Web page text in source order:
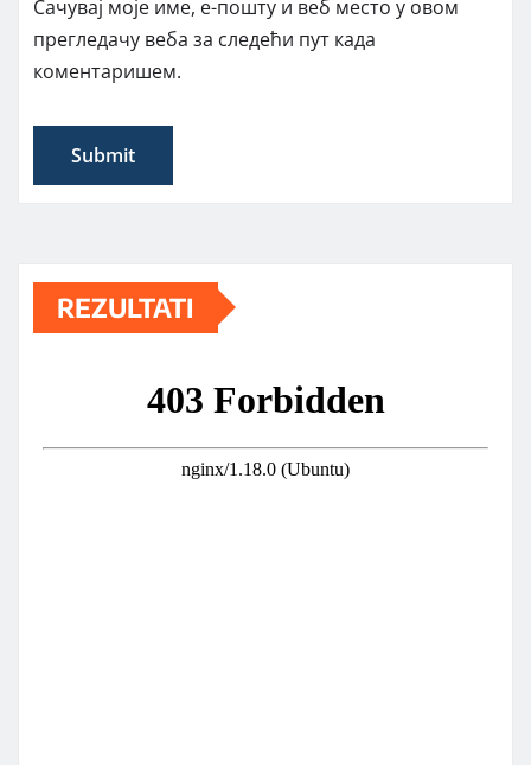
Сачувај моје име, е-пошту и веб место у овом
прегледачу веба за следећи пут када
коментаришем.
REZULTATI